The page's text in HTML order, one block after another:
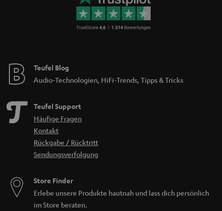
Teufel Blog
Audio-Technologien, HiFi-Trends, Tipps & Tricks
Teufel Support
Häufige Fragen
Kontakt
Rückgabe / Rücktritt
Sendungsverfolgung
Store Finder
Erlebe unsere Produkte hautnah und lass dich persönlich
im Store beraten.